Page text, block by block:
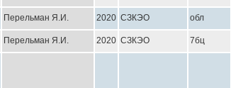
Перельман Я.И. 2020 СЗКЭО обл
Перельман Я.И. 2020 СЗКЭО 7бц